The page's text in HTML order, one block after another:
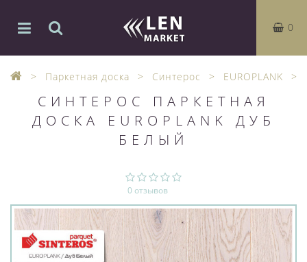
0
Паркетная доска Синтерос EUROPLANK
СИНТЕРОС ПАРКЕТНАЯ
ДОСКА EUROPLANK ДУБ
БЕЛЫЙ
0 отзывов